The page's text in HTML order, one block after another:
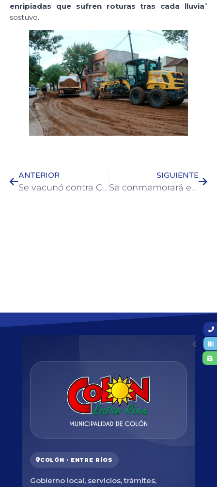
enripiadas que sufren roturas tras cada lluvia”
sostuvo.
ANTERIOR
Se vacunó contra Covid a personas del ámbito rural en Colonia Hugues
SIGUIENTE
Se conmemorará en Colón a los Caídos y Veteranos de la Guerra de Malvinas
COLÓN · ENTRE RÍOS
Gobierno local, servicios, trámites,